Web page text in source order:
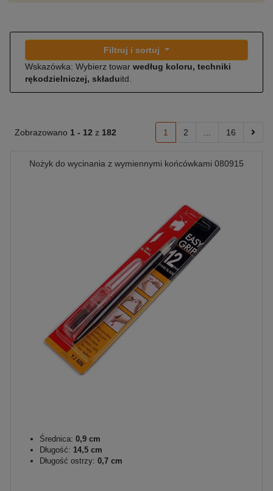
Filtruj i sortuj
Wskazówka: Wybierz towar według koloru, techniki
rękodzielniczej, składuitd.
Zobrazowano 1 - 12 z 182 1 2 16
Nożyk do wycinania z wymiennymi końcówkami 080915
Średnica: 0,9 cm
Długość: 14,5 cm
Długość ostrzy: 0,7 cm